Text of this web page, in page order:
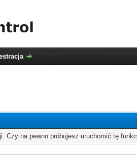
Czy na pewno próbujesz uruchomić tę